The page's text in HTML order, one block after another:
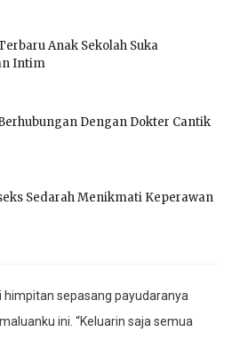
Anak Sekolah Suka
Intim
Dengan Dokter Cantik
Sedarah Menikmati Keperawan
himpitan sepasang payudaranya
ini. “Keluarin saja semua